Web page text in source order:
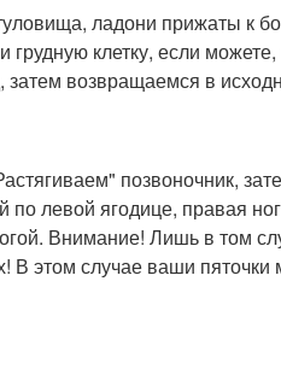
ладони прижаты к
клетку, если
возвращаемся в
позвоночник,
по левой ягодице, правая
Внимание! Лишь в том
В этом случае ваши